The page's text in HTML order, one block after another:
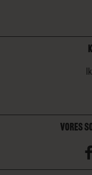
VORES